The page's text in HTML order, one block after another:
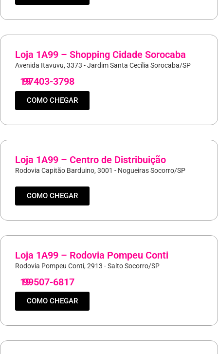
Loja 1A99 – Shopping Cidade Sorocaba
Avenida Itavuvu, 3373 - Jardim Santa Cecília Sorocaba/SP
19
97403-3798
COMO CHEGAR
Loja 1A99 – Centro de Distribuição
Rodovia Capitão Barduino, 3001 - Nogueiras Socorro/SP
COMO CHEGAR
Loja 1A99 – Rodovia Pompeu Conti
Rodovia Pompeu Conti, 2913 - Salto Socorro/SP
19
99507-6817
COMO CHEGAR